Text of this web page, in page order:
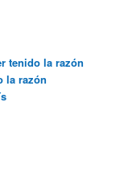
tenido la razón
la razón